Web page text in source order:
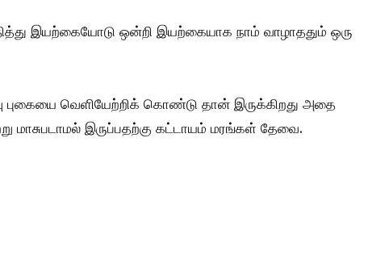
இயற்கையோடு ஒன்றி இயற்கையாக நாம் வாழாததும் ஒரு
வெளியேற்றிக் கொண்டு தான் இருக்கிறது அதை
மாசுபடாமல் இருப்பதற்கு கட்டாயம் மரங்கள் தேவை.